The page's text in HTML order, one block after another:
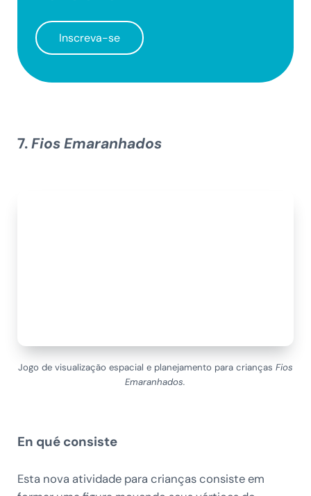
Inscreva-se
7.Fios Emaranhados
Jogo de visualização espacial e planejamento para crianças Fios
Emaranhados.
En qué consiste
Esta nova atividade para crianças consiste em